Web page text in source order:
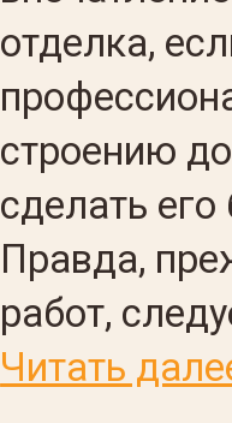
отделка,
строению
сделать
Правда,
работ,
Читать